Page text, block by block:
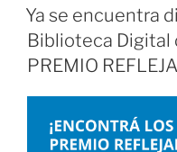
EL
Ya se encuentra
Biblioteca Digital
PREMIO